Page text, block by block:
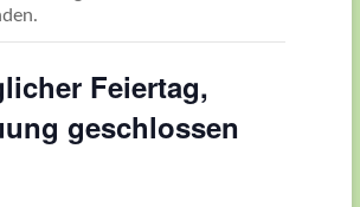
Feiertag,
geschlossen